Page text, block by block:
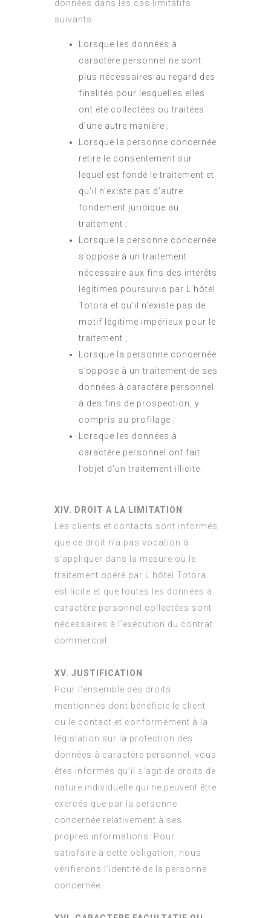
données dans les cas limitatifs
suivants :
Lorsque les données à
caractère personnel ne sont
plus nécessaires au regard des
finalités pour lesquelles elles
ont été collectées ou traitées
d’une autre manière ;
Lorsque la personne concernée
retire le consentement sur
lequel est fondé le traitement et
qu’il n’existe pas d’autre
fondement juridique au
traitement ;
Lorsque la personne concernée
s’oppose à un traitement
nécessaire aux fins des intérêts
légitimes poursuivis par L’hôtel
Totora et qu’il n’existe pas de
motif légitime impérieux pour le
traitement ;
Lorsque la personne concernée
s’oppose à un traitement de ses
données à caractère personnel
à des fins de prospection, y
compris au profilage ;
Lorsque les données à
caractère personnel ont fait
l’objet d’un traitement illicite.
XIV. DROIT A LA LIMITATION
Les clients et contacts sont informés
que ce droit n’a pas vocation à
s’appliquer dans la mesure où le
traitement opéré par L’hôtel Totora
est licite et que toutes les données à
caractère personnel collectées sont
nécessaires à l’exécution du contrat
commercial.
XV. JUSTIFICATION
Pour l’ensemble des droits
mentionnés dont bénéficie le client
ou le contact et conformément à la
législation sur la protection des
données à caractère personnel, vous
êtes informés qu’il s’agit de droits de
nature individuelle qui ne peuvent être
exercés que par la personne
concernée relativement à ses
propres informations. Pour
satisfaire à cette obligation, nous
vérifierons l’identité de la personne
concernée.